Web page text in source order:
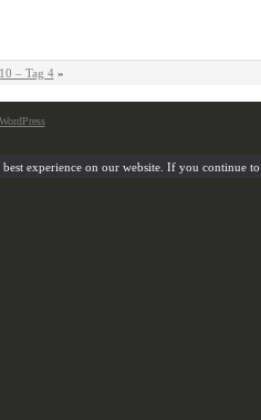
– Tag 4»
WordPress
experience on our website. If you continue